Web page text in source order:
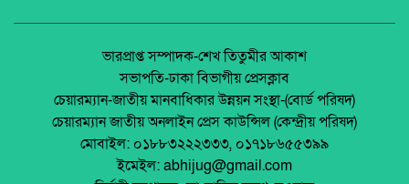
প্রতিবন্ধী ব্যক্তিদের সহায়তায় হুইলচেয়ার বিতরণ ও
দুর্যোগ ব্যবস্থাপনা কমিটিকে জরুরি উদ্ধার উপকরণ
প্রদান
লোহার গেট ও এক তরুণীর নীরব চিৎকার: পুটিমারীর
সেই ‘প্রেম’ এখন দায়
জেলা আইন-শৃৃঙ্খলা কমিটির মাসিক সভা অনুষ্ঠিত।
পলাশবাড়ীতে এমইপি গ্রুপের মতবিনিময় সভা
অনুষ্ঠিত।
জুলাই সনদ বাস্তবায়ন নিয়ে প্রশ্ন: রংপুরে ১১ দলের
ভারপ্রাপ্ত সম্পাদক-শেখ তিতুমীর আকাশ
সভাপতি-ঢাকা বিভাগীয় প্রেসক্লাব
চেয়ারম্যান-জাতীয় মানবাধিকার উন্নয়ন সংস্থা-(বোর্ড পরিষদ)
চেয়ারম্যান জাতীয় অনলাইন প্রেস কাউন্সিল (কেন্দ্রীয় পরিষদ)
মোবাইল: ০১৮৮৩২২২৩৩৩, ০১৭১৮৬৫৫৩৯৯
ইমেইল: abhijug@gmail.com